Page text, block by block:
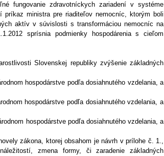
fungovanie zdravotníckych zariadení v systéme
príkaz ministra pre riaditeľov nemocníc, ktorým boli
aktív v súvislosti s transformáciou nemocníc na
sprísnia podmienky hospodárenia s cieľom
Slovenskej republiky zvýšenie základných
hospodárstve podľa dosiahnutého vzdelania, a
hospodárstve podľa dosiahnutého vzdelania, a
hospodárstve podľa dosiahnutého vzdelania, a
zákona, ktorej obsahom je návrh v prílohe č. 1.,
zmena formy, či zaradenie základných